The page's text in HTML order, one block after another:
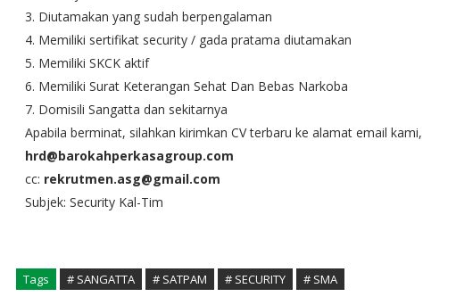
3. Diutamakan yang sudah berpengalaman
4. Memiliki sertifikat security / gada pratama diutamakan
5. Memiliki SKCK aktif
6. Memiliki Surat Keterangan Sehat Dan Bebas Narkoba
7. Domisili Sangatta dan sekitarnya
Apabila berminat, silahkan kirimkan CV terbaru ke alamat email kami,
hrd@barokahperkasagroup.com
cc: rekrutmen.asg@gmail.com
Subjek: Security Kal-Tim
Tags # SANGATTA # SATPAM # SECURITY # SMA